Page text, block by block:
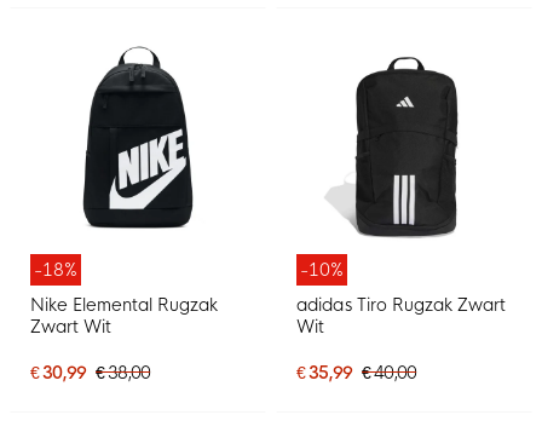
-18%
Nike Elemental Rugzak
Zwart Wit
€ 30,99 € 38,00
-10%
adidas Tiro Rugzak Zwart
Wit
€ 35,99 € 40,00